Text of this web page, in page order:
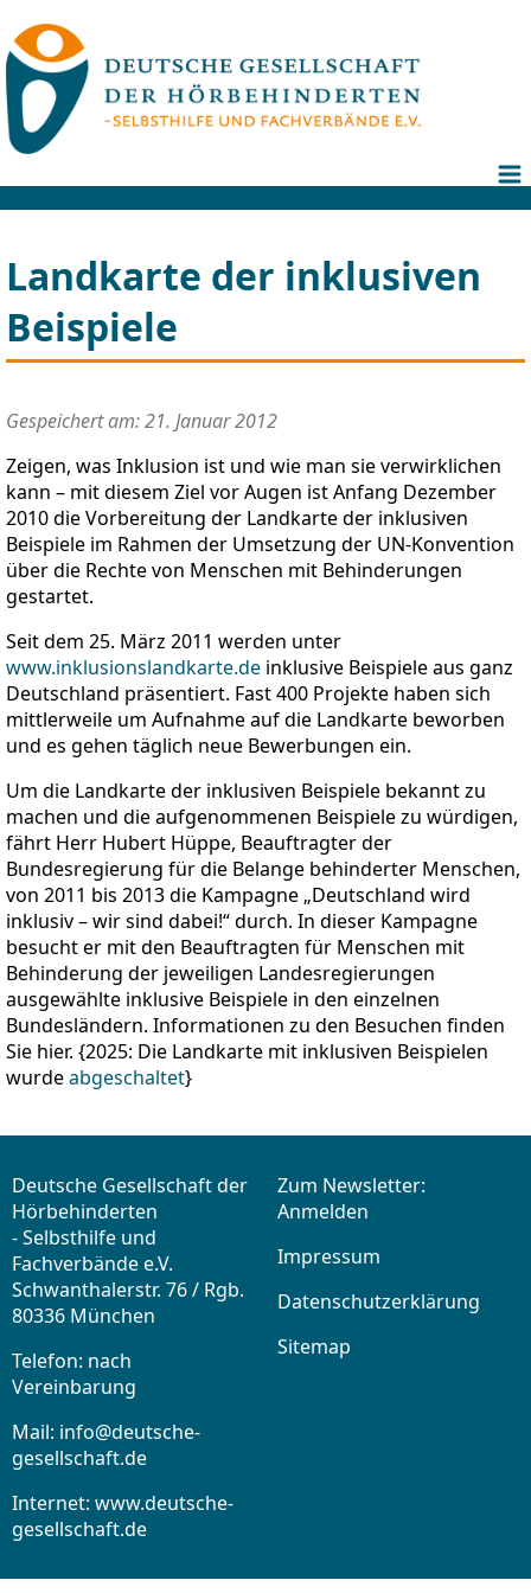
Landkarte der inklusiven
Beispiele
Gespeichert am: 21. Januar 2012
Zeigen, was Inklusion ist und wie man sie verwirklichen
kann – mit diesem Ziel vor Augen ist Anfang Dezember
2010 die Vorbereitung der Landkarte der inklusiven
Beispiele im Rahmen der Umsetzung der UN-Konvention
über die Rechte von Menschen mit Behinderungen
gestartet.
Seit dem 25. März 2011 werden unter
www.inklusionslandkarte.de inklusive Beispiele aus ganz
Deutschland präsentiert. Fast 400 Projekte haben sich
mittlerweile um Aufnahme auf die Landkarte beworben
und es gehen täglich neue Bewerbungen ein.
Um die Landkarte der inklusiven Beispiele bekannt zu
machen und die aufgenommenen Beispiele zu würdigen,
fährt Herr Hubert Hüppe, Beauftragter der
Bundesregierung für die Belange behinderter Menschen,
von 2011 bis 2013 die Kampagne „Deutschland wird
inklusiv – wir sind dabei!“ durch. In dieser Kampagne
besucht er mit den Beauftragten für Menschen mit
Behinderung der jeweiligen Landesregierungen
ausgewählte inklusive Beispiele in den einzelnen
Bundesländern. Informationen zu den Besuchen finden
Sie hier. {2025: Die Landkarte mit inklusiven Beispielen
wurdeabgeschaltet}
Deutsche Gesellschaft der
Hörbehinderten
- Selbsthilfe und
Fachverbände e.V.
Schwanthalerstr. 76 / Rgb.
80336 München
Telefon: nach
Vereinbarung
Mail: info@deutsche-
gesellschaft.de
Internet: www.deutsche-
gesellschaft.de
Zum Newsletter:
Anmelden
Impressum
Datenschutzerklärung
Sitemap